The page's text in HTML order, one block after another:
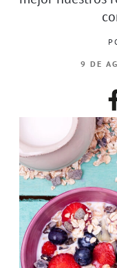
9 DE